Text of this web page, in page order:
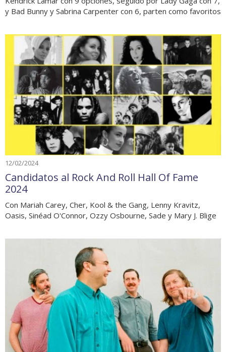
y Bad Bunny y Sabrina Carpenter con 6, parten como favoritos
12/02/2024
Candidatos al Rock And Roll Hall Of Fame
2024
Con Mariah Carey, Cher, Kool & the Gang, Lenny Kravitz,
Oasis, Sinéad O'Connor, Ozzy Osbourne, Sade y Mary J. Blige